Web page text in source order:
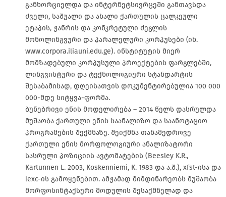
განხორციელდა და ინტერნეტსივრცეში განთავსდა
ძველი, საშუალი და ახალი ქართულის ცალკეული
ეტაპის, ჟანრის და კონკრეტული ძეგლის
მონოლინგვური და პარალელური კორპუსები (იხ.
www.corpora.iliauni.edu.ge). ინსტიტუტის მიერ
მომზადებული კორპუსული პროექტების ფარგლებში,
ლინგვისტური და ტექნოლოგიური სტანდარტის
შესაბამისად, დღეისათვის დოკუმენტირებულია 100 000
000-მდე სიტყვა-ფორმა.
ბუნებრივი ენის მოდელირება – 2014 წელს დასრულდა
მუშაობა ქართული ენის საანალიზო და საანოტაციო
პროგრამების შექმნაზე. შეიქმნა თანამედროვე
ქართული ენის მორფოლოგიური ანალიზატორი
სასრული პოზიციის ავტომატების (Beesley K.R.,
Kartunnen L. 2003, Koskenniemi, K. 1983 და ა.შ.), xfst-ისა და
lexc-ის გამოყენებით. ამჟამად მიმდინარეობს მუშაობა
მორფოსინტაქსური მოდულის შესაქმნელად და